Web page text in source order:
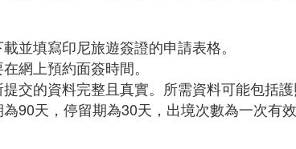
並填寫印尼旅遊簽證的申請表格。
網上預約面簽時間。
交的資料完整且真實。所需資料可能包括護
90天，停留期為30天，出境次數為一次有